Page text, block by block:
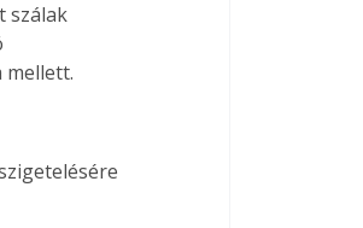
szálak
mellett.